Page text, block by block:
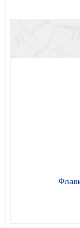
Евагрия
Псалтирь